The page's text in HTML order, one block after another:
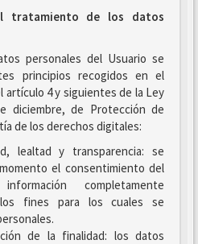
tratamiento de los datos
personales del Usuario se
principios recogidos en el
artículo 4 y siguientes de la Ley
diciembre, de Protección de
de los derechos digitales:
lealtad y transparencia: se
el consentimiento del
completamente
fines para los cuales se
de la finalidad: los datos